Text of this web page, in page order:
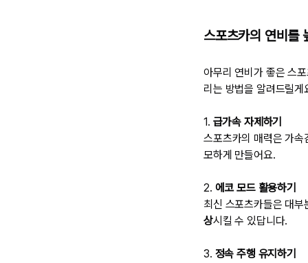
스포츠카의 연비를
아무리 연비가 좋은 스
리는 방법을 알려드릴게
1. 급가속 자제하기
스포츠카의 매력은 가
모하게 만들어요.
2. 에코 모드 활용하기
최신 스포츠카들은 대
상시킬 수 있답니다.
3. 정속 주행 유지하기